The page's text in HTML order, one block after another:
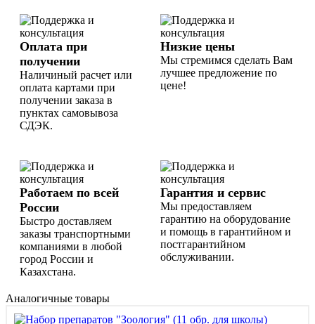
Оплата при
получении
Наличиный расчет или
оплата картами при
получении заказа в
пунктах самовывоза
СДЭК.
Низкие цены
Мы стремимся сделать Вам
лучшее предложение по
цене!
Работаем по всей
России
Быстро доставляем
заказы транспортными
компаниями в любой
город России и
Казахстана.
Гарантия и сервис
Мы предоставляем
гарантию на оборудование
и помощь в гарантийном и
постгарантийном
обслуживании.
Аналогичные товары